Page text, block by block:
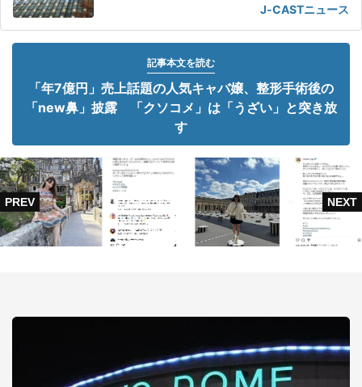
J-CASTニュース
記事本文を読む
「年7億円」売上話題の人気キャバ嬢、整形手術後の
「new鼻」披露 「クソコメ」は「うざい」と突き放
す